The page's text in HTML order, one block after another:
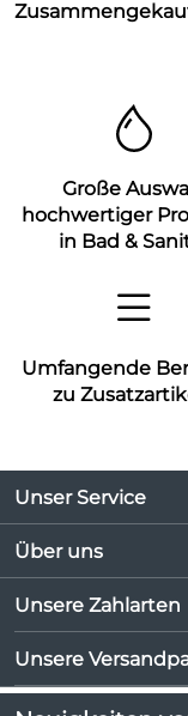
Große
hochwertiger
in Bad &
Umfangende
zu
Unser Service
Kontakt
Newsletter
Kundenlogin
Über uns
Unsere Bestseller
Marken
Neu
Angebote
Unsere Zahlarten
Unsere